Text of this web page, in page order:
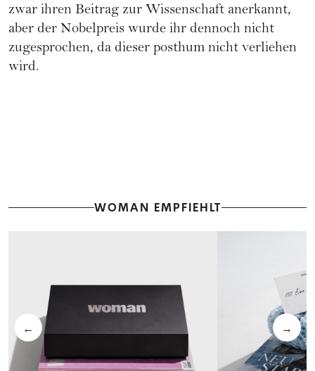
zwar ihren Beitrag zur Wissenschaft anerkannt,
aber der Nobelpreis wurde ihr dennoch nicht
zugesprochen, da dieser posthum nicht verliehen
wird.
WOMAN EMPFIEHLT
← →